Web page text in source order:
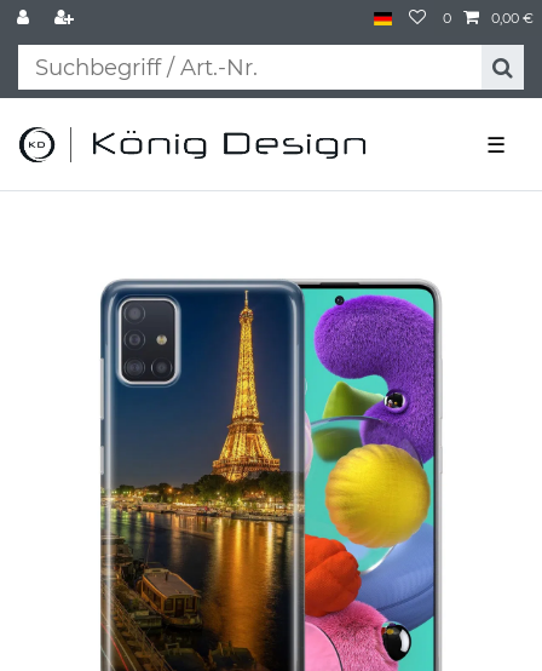
0 0,00 €
☰